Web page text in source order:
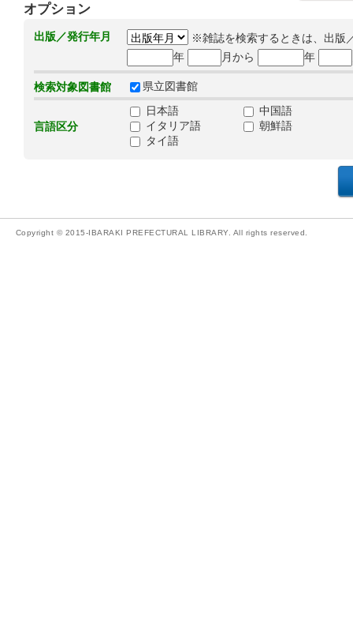
オプション
出版／発行年月
※雑誌を検索するときは、出版
年
月から 年
検索対象図書館 県立図書館
言語区分
日本語
中国語
イタリア語
朝鮮語
タイ語
Copyright © 2015-IBARAKI PREFECTURAL LIBRARY. All rights reserved.